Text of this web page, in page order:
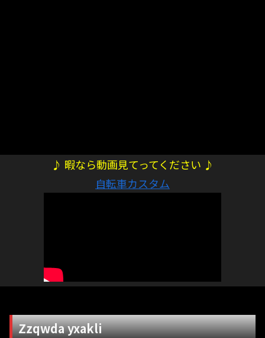
♪ 暇なら動画見てってください ♪
自転車カスタム
Zzqwda yxakli